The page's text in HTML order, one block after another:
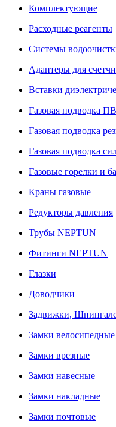
Комплектующие
Расходные реагенты
Системы
Адаптеры для
Вставки
Газовая подводка
Газовая подводка
Газовая подводка
Газовые горелки и
Краны газовые
Редукторы давления
Трубы NEPTUN
Фитинги NEPTUN
Глазки
Доводчики
Задвижки,
Замки велосипедные
Замки врезные
Замки навесные
Замки накладные
Замки почтовые